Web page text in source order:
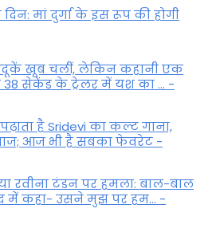
दिन: मां दुर्गा के इस रूप की होगी
बंदूकें खूब चलीं, लेकिन कहानी एक
सेकेंड के ट्रेलर में यश का ... -
है Sridevi का कल्ट गाना,
आज भी है सबका फेवरेट -
रवीना टंडन पर हमला: बाल-बाल
में कहा- उसने मुझ पर हम... -